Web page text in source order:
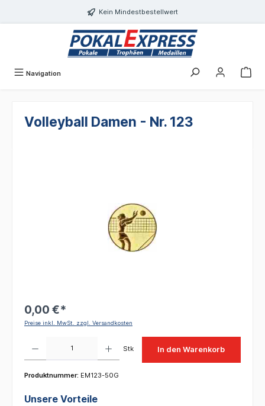
Kein Mindestbestellwert
Navigation
Volleyball Damen - Nr. 123
0,00 €*
Preise inkl. MwSt. zzgl. Versandkosten
Stk In den Warenkorb
Produktnummer: EM123-50G
Unsere Vorteile